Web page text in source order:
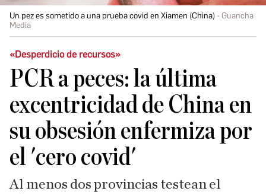
Un pez es sometido a una prueba covid en Xiamen (China)
Guancha
Media
«Desperdicio de recursos»
PCR a peces: la última
excentricidad de China en
su obsesión enfermiza por
el 'cero covid'
Al menos dos provincias testean el